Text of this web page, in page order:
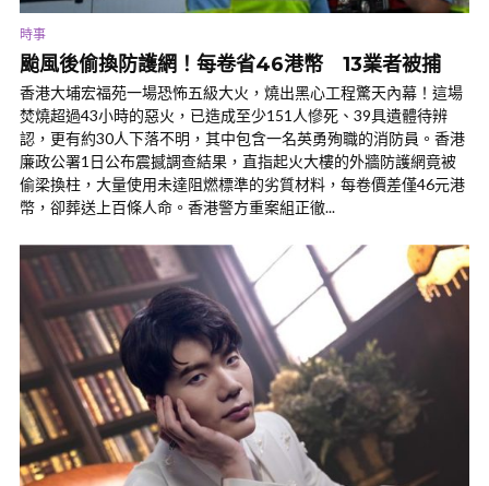
時事
颱風後偷換防護網！每卷省46港幣 13業者被捕
香港大埔宏福苑一場恐怖五級大火，燒出黑心工程驚天內幕！這場
焚燒超過43小時的惡火，已造成至少151人慘死、39具遺體待辨
認，更有約30人下落不明，其中包含一名英勇殉職的消防員。香港
廉政公署1日公布震撼調查結果，直指起火大樓的外牆防護網竟被
偷梁換柱，大量使用未達阻燃標準的劣質材料，每卷價差僅46元港
幣，卻葬送上百條人命。香港警方重案組正徹...